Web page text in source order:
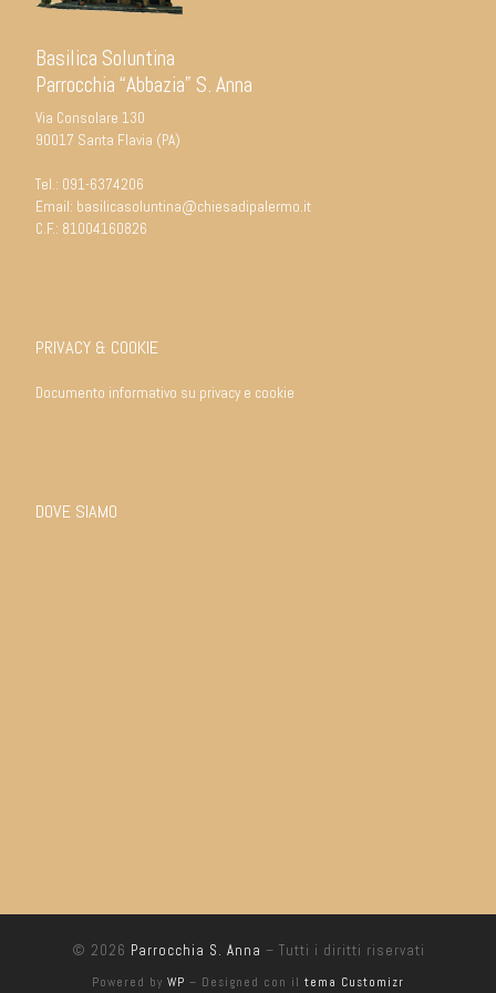
Basilica Soluntina
Parrocchia “Abbazia” S. Anna
Via Consolare 130
90017 Santa Flavia (PA)
Tel.: 091-6374206
Email: basilicasoluntina@chiesadipalermo.it
C.F.: 81004160826
PRIVACY & COOKIE
Documento informativo su privacy e cookie
DOVE SIAMO
© 2026 Parrocchia S. Anna – Tutti i diritti riservati
Powered by WP – Designed con il tema Customizr